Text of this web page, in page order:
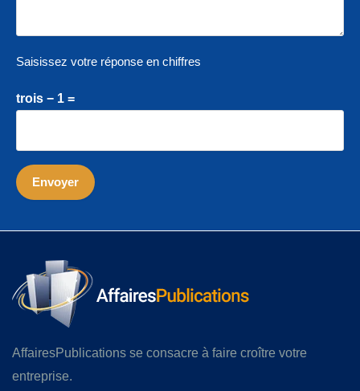
Saisissez votre réponse en chiffres
trois − 1 =
AffairesPublications se consacre à faire croître votre
entreprise.